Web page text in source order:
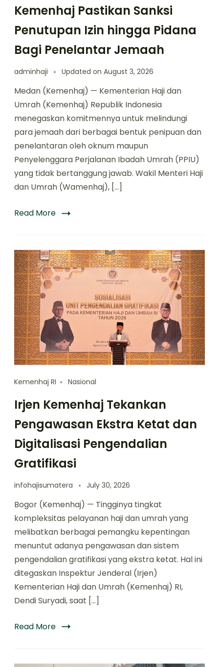
Kemenhaj Pastikan Sanksi
Penutupan Izin hingga Pidana
Bagi Penelantar Jemaah
adminhaji Updated on August 3, 2026
Medan (Kemenhaj) — Kementerian Haji dan
Umrah (Kemenhaj) Republik Indonesia
menegaskan komitmennya untuk melindungi
para jemaah dari berbagai bentuk penipuan dan
penelantaran oleh oknum maupun
Penyelenggara Perjalanan Ibadah Umrah (PPIU)
yang tidak bertanggung jawab. Wakil Menteri Haji
dan Umrah (Wamenhaj), […]
Read More
Kemenhaj RI Nasional
Irjen Kemenhaj Tekankan
Pengawasan Ekstra Ketat dan
Digitalisasi Pengendalian
Gratifikasi
infohajisumatera July 30, 2026
Bogor (Kemenhaj) — Tingginya tingkat
kompleksitas pelayanan haji dan umrah yang
melibatkan berbagai pemangku kepentingan
menuntut adanya pengawasan dan sistem
pengendalian gratifikasi yang ekstra ketat. Hal ini
ditegaskan Inspektur Jenderal (Irjen)
Kementerian Haji dan Umrah (Kemenhaj) RI,
Dendi Suryadi, saat […]
Read More